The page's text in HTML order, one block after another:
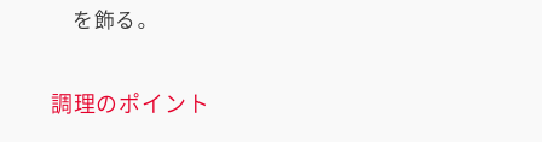
を飾る。
調理のポイント